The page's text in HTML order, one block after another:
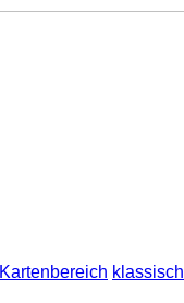
Kartenbereich